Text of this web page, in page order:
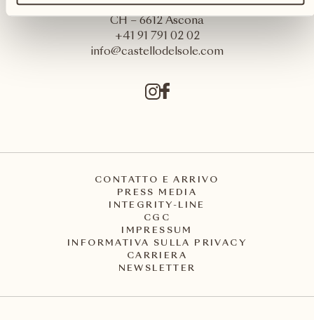
Via Muraccio 142
CH – 6612 Ascona
+41 91 791 02 02
info@castellodelsole.com
CONTATTO E ARRIVO
PRESS MEDIA
INTEGRITY-LINE
CGC
IMPRESSUM
INFORMATIVA SULLA PRIVACY
CARRIERA
NEWSLETTER